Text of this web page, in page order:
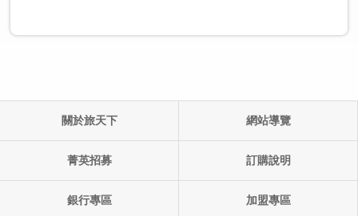
單團產品代碼:
出發日期: ()
關於旅天下 網站導覽
菁英招募 訂購說明
銀行專區 加盟專區